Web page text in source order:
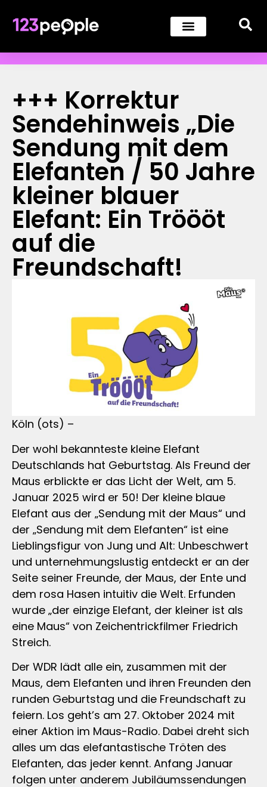
+++ Korrektur
Sendehinweis „Die
Sendung mit dem
Elefanten / 50 Jahre
kleiner blauer
Elefant: Ein Tröööt
auf die
Freundschaft!
Köln (ots) –
Der wohl bekannteste kleine Elefant
Deutschlands hat Geburtstag. Als Freund der
Maus erblickte er das Licht der Welt, am 5.
Januar 2025 wird er 50! Der kleine blaue
Elefant aus der „Sendung mit der Maus“ und
der „Sendung mit dem Elefanten“ ist eine
Lieblingsfigur von Jung und Alt: Unbeschwert
und unternehmungslustig entdeckt er an der
Seite seiner Freunde, der Maus, der Ente und
dem rosa Hasen intuitiv die Welt. Erfunden
wurde „der einzige Elefant, der kleiner ist als
eine Maus“ von Zeichentrickfilmer Friedrich
Streich.
Der WDR lädt alle ein, zusammen mit der
Maus, dem Elefanten und ihren Freunden den
runden Geburtstag und die Freundschaft zu
feiern. Los geht’s am 27. Oktober 2024 mit
einer Aktion im Maus-Radio. Dabei dreht sich
alles um das elefantastische Tröten des
Elefanten, das jeder kennt. Anfang Januar
folgen unter anderem Jubiläumssendungen